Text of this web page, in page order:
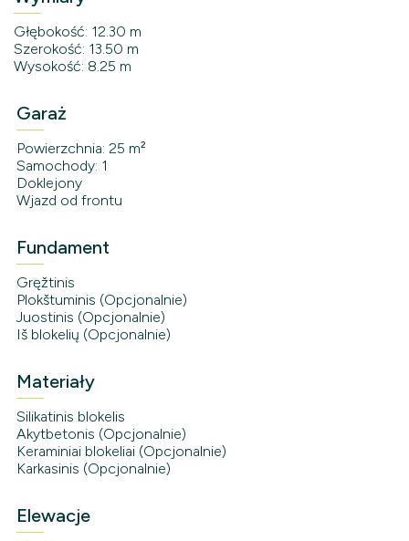
Głębokość: 12.30 m
Szerokość: 13.50 m
Wysokość: 8.25 m
Garaż
Powierzchnia: 25 m²
Samochody: 1
Doklejony
Wjazd od frontu
Fundament
Gręžtinis
Plokštuminis (Opcjonalnie)
Juostinis (Opcjonalnie)
Iš blokelių (Opcjonalnie)
Materiały
Silikatinis blokelis
Akytbetonis (Opcjonalnie)
Keraminiai blokeliai (Opcjonalnie)
Karkasinis (Opcjonalnie)
Elewacje